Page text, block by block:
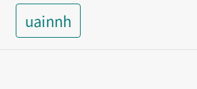
uainnh